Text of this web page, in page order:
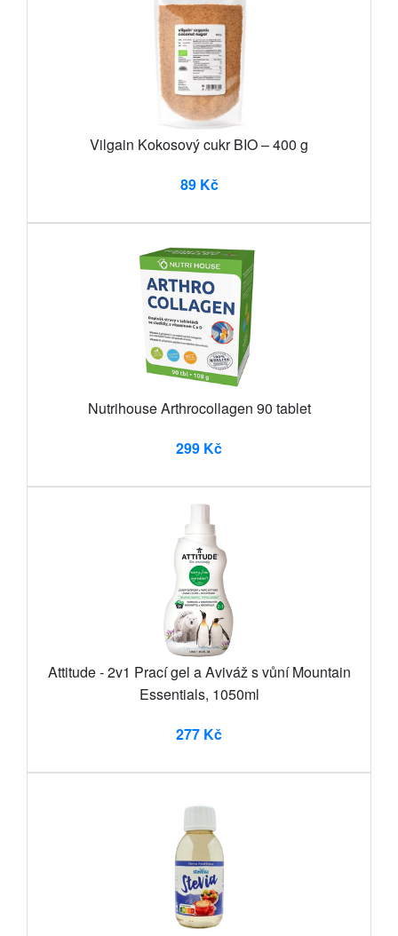
Vilgain Kokosový cukr BIO – 400 g
89 Kč
Nutrihouse Arthrocollagen 90 tablet
299 Kč
Attitude - 2v1 Prací gel a Aviváž s vůní Mountain
Essentials, 1050ml
277 Kč